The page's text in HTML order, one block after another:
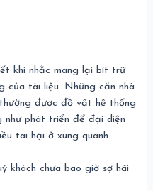
khi nhắc mang lại bít trữ
của tài liệu. Những căn nhà
được đồ vật hệ thống
phát triển để đại diện
tai hại ở xung quanh.
khách chưa bao giờ sợ hãi